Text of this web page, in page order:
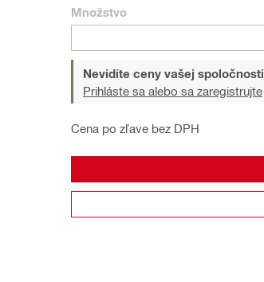
Množstvo
Nevidíte ceny vašej spoločnosti
Prihláste sa alebo sa zaregistrujte
Cena po zľave bez DPH